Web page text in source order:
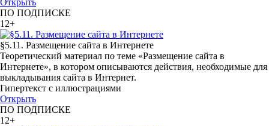
ПО ПОДПИСКЕ
12+
§5.11. Размещение сайта в Интернете
Теоретический материал по теме «Размещение сайта в
Интернете», в котором описываются действия, необходимые для
выкладывания сайта в Интернет.
Гипертекст с иллюстрациями
Открыть
ПО ПОДПИСКЕ
12+